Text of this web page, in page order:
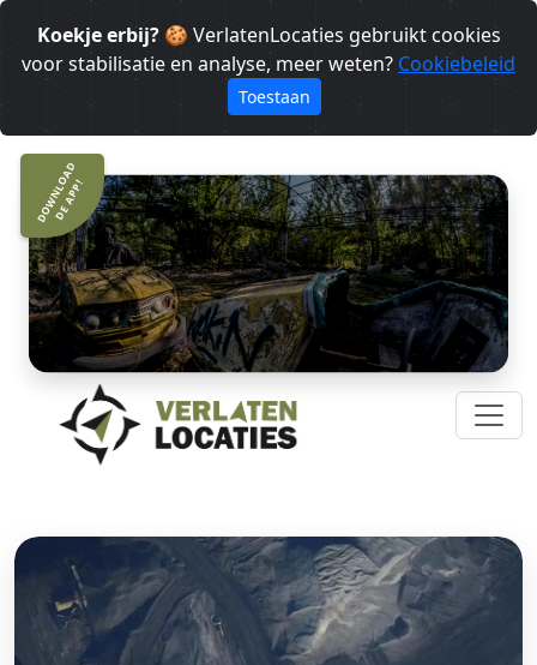
Koekje erbij?🍪 VerlatenLocaties gebruikt cookies
voor stabilisatie en analyse, meer weten? Cookiebeleid
Toestaan
DOWNLOAD
DE APP!